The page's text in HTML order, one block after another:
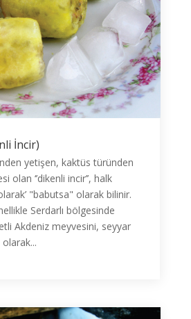
İncir)
yetişen, kaktüs türünden
olan ‘’dikenli incir’’, halk
"babutsa" olarak bilinir.
Serdarlı bölgesinde
Akdeniz meyvesini, seyyar